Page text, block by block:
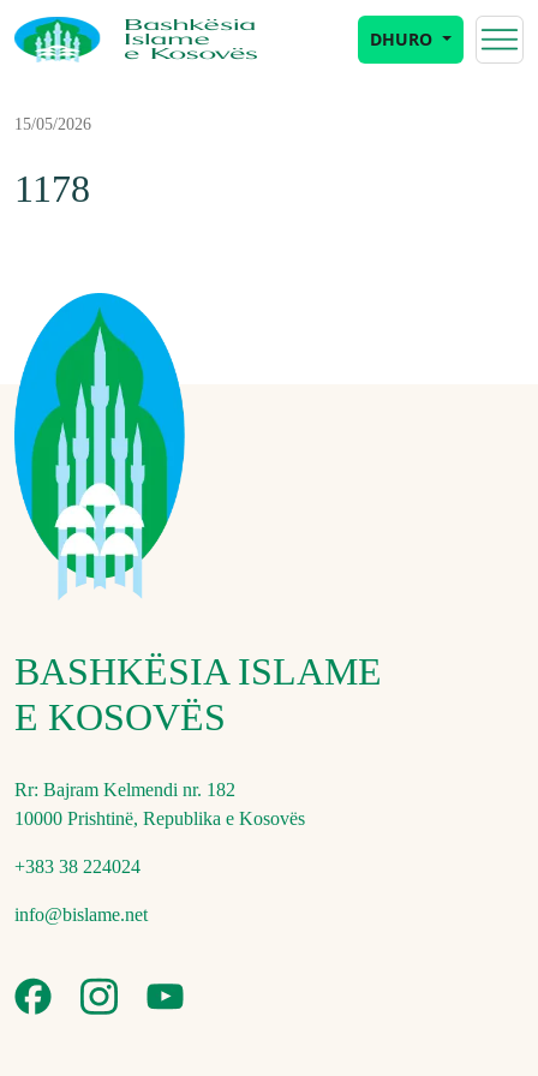
DHURO
15/05/2026
1178
BASHKËSIA ISLAME
E KOSOVËS
Rr: Bajram Kelmendi nr. 182
10000 Prishtinë, Republika e Kosovës
+383 38 224024
info@bislame.net